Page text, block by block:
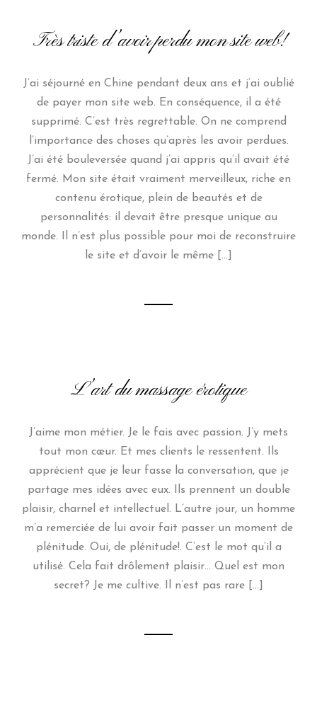
Très triste d’avoir perdu mon site web!
J’ai séjourné en Chine pendant deux ans et j’ai oublié
de payer mon site web. En conséquence, il a été
supprimé. C’est très regrettable. On ne comprend
l’importance des choses qu’après les avoir perdues.
J’ai été bouleversée quand j’ai appris qu’il avait été
fermé. Mon site était vraiment merveilleux, riche en
contenu érotique, plein de beautés et de
personnalités: il devait être presque unique au
monde. Il n’est plus possible pour moi de reconstruire
le site et d’avoir le même […]
L’art du massage érotique
J’aime mon métier. Je le fais avec passion. J’y mets
tout mon cœur. Et mes clients le ressentent. Ils
apprécient que je leur fasse la conversation, que je
partage mes idées avec eux. Ils prennent un double
plaisir, charnel et intellectuel. L’autre jour, un homme
m’a remerciée de lui avoir fait passer un moment de
plénitude. Oui, de plénitude!. C’est le mot qu’il a
utilisé. Cela fait drôlement plaisir… Quel est mon
secret? Je me cultive. Il n’est pas rare […]